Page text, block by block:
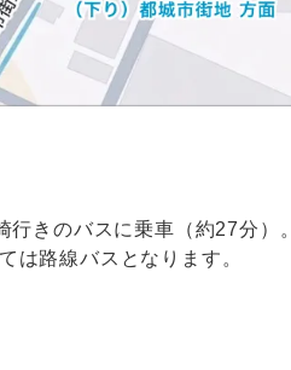
きのバスに乗車（約27分）。
は路線バスとなります。